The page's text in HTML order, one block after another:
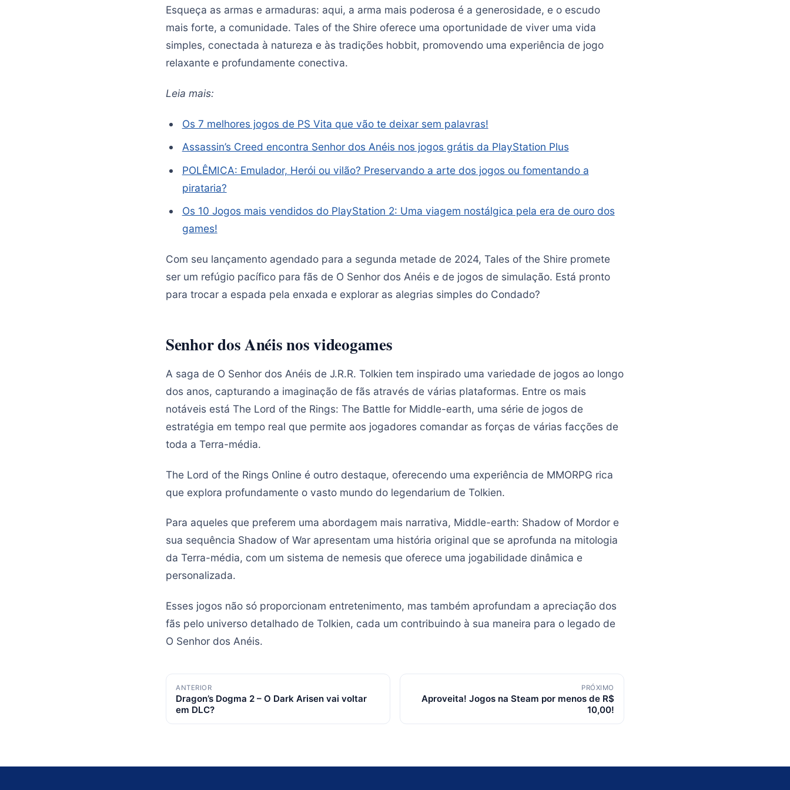
Esqueça as armas e armaduras: aqui, a arma mais poderosa é a generosidade, e o escudo
mais forte, a comunidade. Tales of the Shire oferece uma oportunidade de viver uma vida
simples, conectada à natureza e às tradições hobbit, promovendo uma experiência de jogo
relaxante e profundamente conectiva.
Leia mais:
Os 7 melhores jogos de PS Vita que vão te deixar sem palavras!
Assassin’s Creed encontra Senhor dos Anéis nos jogos grátis da PlayStation Plus
POLÊMICA: Emulador, Herói ou vilão? Preservando a arte dos jogos ou fomentando a
pirataria?
Os 10 Jogos mais vendidos do PlayStation 2: Uma viagem nostálgica pela era de ouro dos
games!
Com seu lançamento agendado para a segunda metade de 2024, Tales of the Shire promete
ser um refúgio pacífico para fãs de O Senhor dos Anéis e de jogos de simulação. Está pronto
para trocar a espada pela enxada e explorar as alegrias simples do Condado?
Senhor dos Anéis nos videogames
A saga de O Senhor dos Anéis de J.R.R. Tolkien tem inspirado uma variedade de jogos ao longo
dos anos, capturando a imaginação de fãs através de várias plataformas. Entre os mais
notáveis está The Lord of the Rings: The Battle for Middle-earth, uma série de jogos de
estratégia em tempo real que permite aos jogadores comandar as forças de várias facções de
toda a Terra-média.
The Lord of the Rings Online é outro destaque, oferecendo uma experiência de MMORPG rica
que explora profundamente o vasto mundo do legendarium de Tolkien.
Para aqueles que preferem uma abordagem mais narrativa, Middle-earth: Shadow of Mordor e
sua sequência Shadow of War apresentam uma história original que se aprofunda na mitologia
da Terra-média, com um sistema de nemesis que oferece uma jogabilidade dinâmica e
personalizada.
Esses jogos não só proporcionam entretenimento, mas também aprofundam a apreciação dos
fãs pelo universo detalhado de Tolkien, cada um contribuindo à sua maneira para o legado de
O Senhor dos Anéis.
Navegação
de
posts
ANTERIOR
Dragon’s Dogma 2 – O Dark Arisen vai voltar
em DLC?
PRÓXIMO
Aproveita! Jogos na Steam por menos de R$
10,00!